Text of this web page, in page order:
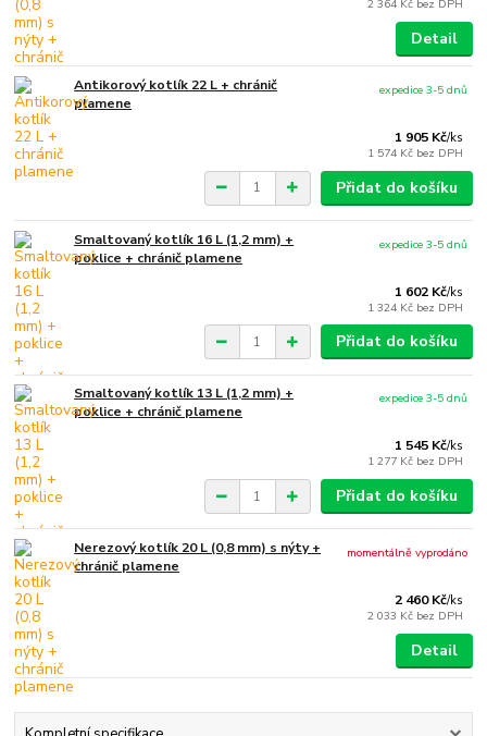
2 364 Kč bez DPH
Detail
Antikorový kotlík 22 L + chránič
plamene
1 905 Kč/ks
1 574 Kč bez DPH
expedice 3-5 dnů
Přidat do košíku
Smaltovaný kotlík 16 L (1,2 mm) +
poklice + chránič plamene
1 602 Kč/ks
1 324 Kč bez DPH
expedice 3-5 dnů
Přidat do košíku
Smaltovaný kotlík 13 L (1,2 mm) +
poklice + chránič plamene
1 545 Kč/ks
1 277 Kč bez DPH
expedice 3-5 dnů
Přidat do košíku
Nerezový kotlík 20 L (0,8 mm) s nýty +
chránič plamene
2 460 Kč/ks
2 033 Kč bez DPH
momentálně vyprodáno
Detail